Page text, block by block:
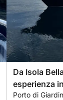
Da Isola
esperienza
Porto di